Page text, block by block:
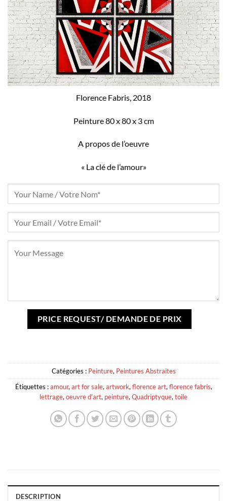
Florence Fabris, 2018
Peinture 80 x 80 x 3 cm
A propos de l’oeuvre
« La clé de l’amour»
Catégories : Peinture, Peintures Abstraites
Étiquettes :amour, art for sale, artwork, florence art, florence fabris,
lettrage, oeuvre d'art, peinture, Quadriptyque, toile
DESCRIPTION